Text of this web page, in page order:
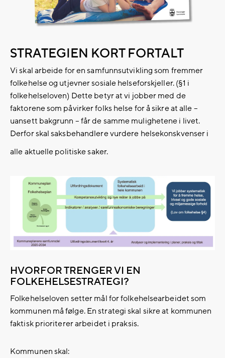
STRATEGIEN KORT FORTALT
Vi skal arbeide for en samfunnsutvikling som fremmer
folkehelse og utjevner sosiale helseforskjeller. (§1 i
folkehelseloven) Dette betyr at vi jobber med de
faktorene som påvirker folks helse for å sikre at alle –
uansett bakgrunn – får de samme mulighetene i livet.
Derfor skal saksbehandlere vurdere helsekonskvenser i
alle aktuelle politiske saker.
HVORFOR TRENGER VI EN
FOLKEHELSESTRATEGI?
Folkehelseloven setter mål for folkehelsearbeidet som
kommunen må følge. En strategi skal sikre at kommunen
faktisk prioriterer arbeidet i praksis.
Kommunen skal:​